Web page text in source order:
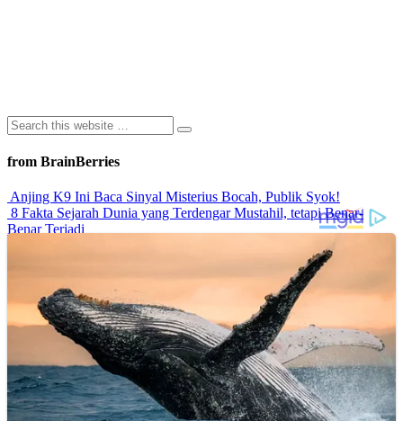
from BrainBerries
Anjing K9 Ini Baca Sinyal Misterius Bocah, Publik Syok!
8 Fakta Sejarah Dunia yang Terdengar Mustahil, tetapi Benar-
Benar Terjadi
Rahasia Sehat Sam Bimbo Yang Tetap Prima Di Usia Senja
9 Rahasia Mengejutkan Di Balik Monumen Batu Kuno Dunia!
Inilah Cara Mendeteksi Kebohongan Lewat Gerakan Bibir!
Advertisements